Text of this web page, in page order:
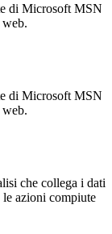
di Microsoft MSN
di Microsoft MSN
che collega i dati
azioni compiute